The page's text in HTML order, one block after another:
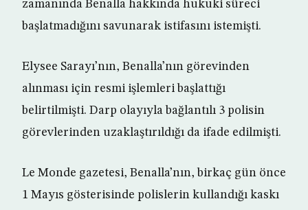
zamanında Benalla hakkında hukuki süreci
başlatmadığını savunarak istifasını istemişti.
Elysee Sarayı’nın, Benalla’nın görevinden
alınması için resmi işlemleri başlattığı
belirtilmişti. Darp olayıyla bağlantılı 3 polisin
görevlerinden uzaklaştırıldığı da ifade edilmişti.
Le Monde gazetesi, Benalla’nın, birkaç gün önce
1 Mayıs gösterisinde polislerin kullandığı kaskı